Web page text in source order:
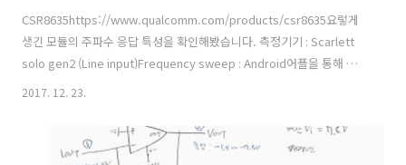
CSR8635https://www.qualcomm.com/products/csr8635요렇게
생긴 모듈의 주파수 응답 특성을 확인해봤습니다. 측정기기 : Scarlett
solo gen2 (Line input)Frequency sweep : Android어플을 통해 내
장된 이퀄라이져가 있는건진 확인해보지 못했습니다.
2017. 12. 23.